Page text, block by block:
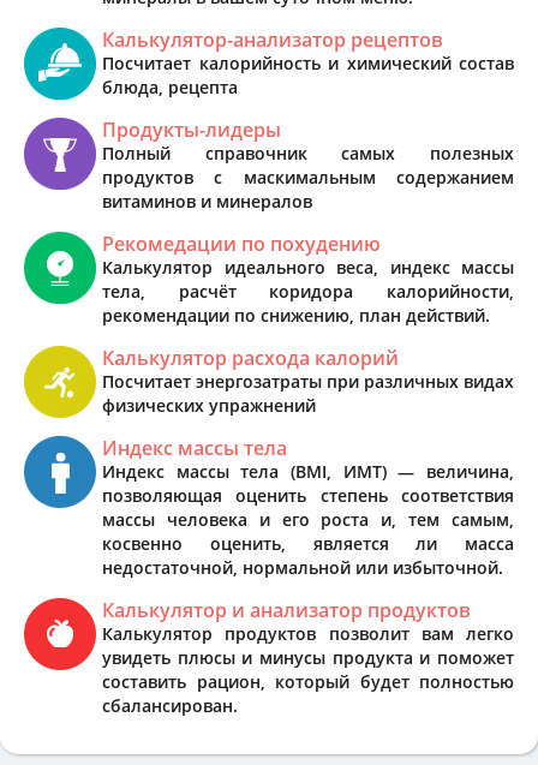
Калькулятор-анализатор рецептов
Посчитает калорийность и химический состав
блюда, рецепта
Продукты-лидеры
Полный справочник самых полезных
продуктов с маскимальным содержанием
витаминов и минералов
Рекомедации по похудению
Калькулятор идеального веса, индекс массы
тела, расчёт коридора калорийности,
рекомендации по снижению, план действий.
Калькулятор расхода калорий
Посчитает энергозатраты при различных видах
физических упражнений
Индекс массы тела
Индекс массы тела (BMI, ИМТ) — величина,
позволяющая оценить степень соответствия
массы человека и его роста и, тем самым,
косвенно оценить, является ли масса
недостаточной, нормальной или избыточной.
Калькулятор и анализатор продуктов
Калькулятор продуктов позволит вам легко
увидеть плюсы и минусы продукта и поможет
составить рацион, который будет полностью
сбалансирован.